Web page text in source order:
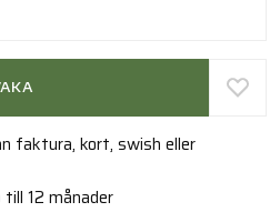
faktura, kort, swish eller
12 månader